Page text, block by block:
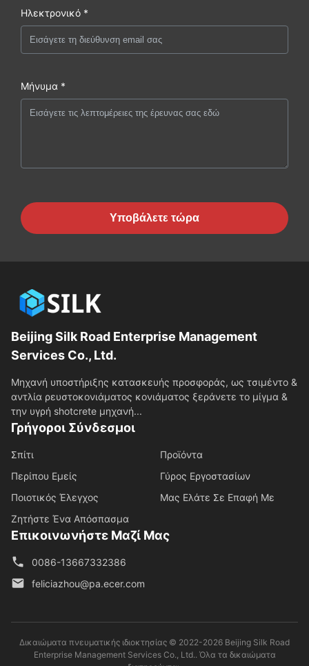
Ηλεκτρονικό *
Μήνυμα *
Υποβάλετε τώρα
Beijing Silk Road Enterprise Management
Services Co., Ltd.
Μηχανή υποστήριξης κατασκευής προσφοράς, ως τσιμέντο &
αντλία ρευστοκονιάματος κονιάματος ξεράνετε το μίγμα &
την υγρή shotcrete μηχανή...
Γρήγοροι Σύνδεσμοι
Σπίτι
Προϊόντα
Περίπου Εμείς
Γύρος Εργοστασίων
Ποιοτικός Έλεγχος
Μας Ελάτε Σε Επαφή Με
Ζητήστε Ένα Απόσπασμα
Επικοινωνήστε Μαζί Μας
0086-13667332386
feliciazhou@pa.ecer.com
Δικαιώματα πνευματικής ιδιοκτησίας © 2022-2026 Beijing Silk Road
Enterprise Management Services Co., Ltd.. Όλα τα δικαιώματα